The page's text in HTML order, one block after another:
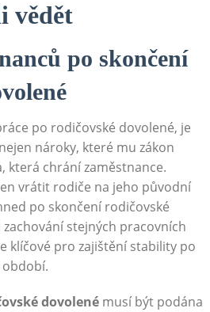
vědět
po skončení
po rodičovské ⁣dovolené, je
nároky, které mu zákon⁣
‍která chrání zaměstnance.
vrátit rodiče na jeho původní
po skončení rodičovské⁢
stejných⁤ pracovních
klíčové pro zajištění⁢ stability po
dovolenémusí být podána